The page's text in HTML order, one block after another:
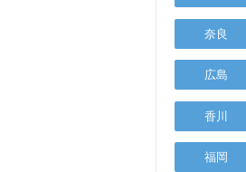
奈良
広島
香川
福岡